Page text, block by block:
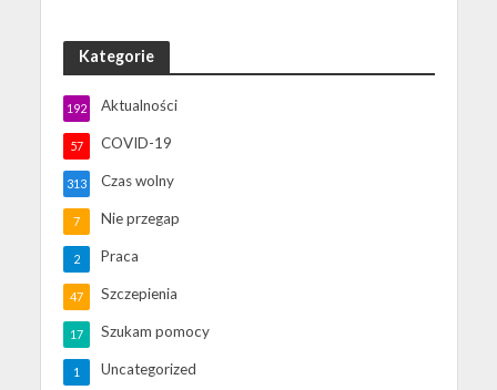
Kategorie
Aktualności
192
COVID-19
57
Czas wolny
313
Nie przegap
7
Praca
2
Szczepienia
47
Szukam pomocy
17
Uncategorized
1